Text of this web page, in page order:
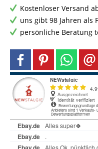
Kostenloser Versand
uns gibt 98 Jahren als
persönliche Beratung